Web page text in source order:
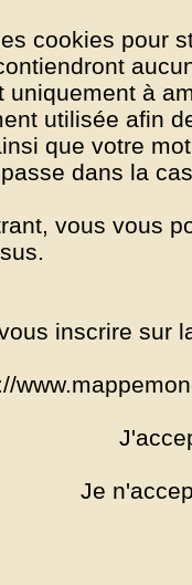
cookies pour
uniquement à
utilisée afin
que votre
dans la
vous vous
inscrire sur
Je